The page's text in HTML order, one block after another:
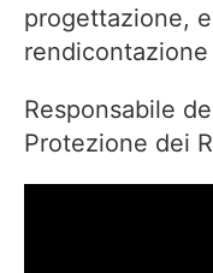
progettazione,
Responsabile
Protezione dei